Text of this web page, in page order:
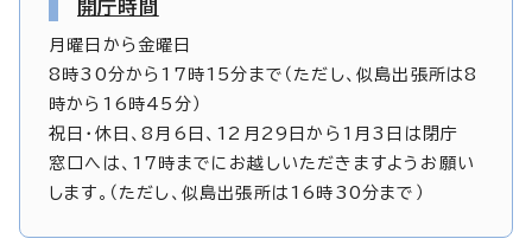
開庁時間
月曜日から金曜日
8時30分から17時15分まで（ただし、似島出張所は8
時から16時45分）
祝日・休日、8月6日、12月29日から1月3日は閉庁
窓口へは、17時までにお越しいただきますようお願い
します。（ただし、似島出張所は16時30分まで）